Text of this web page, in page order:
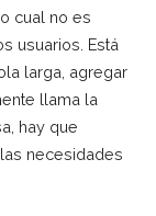
cual no es
usuarios. Está
larga, agregar
llama la
hay que
necesidades